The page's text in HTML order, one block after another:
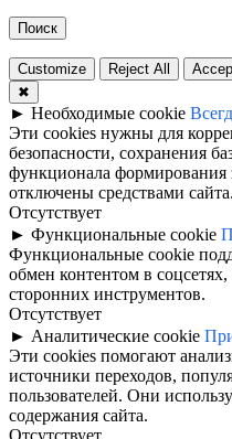
Поиск
Customize Reject All
✖
► Необходимые cookie
Эти cookies нужны для
безопасности, сохранения
функционала формирования
отключены средствами сайта.
Отсутствует
► Функциональные cookie
Функциональные cookie
обмен контентом в
сторонних инструментов.
Отсутствует
► Аналитические cookie
Эти cookies помогают
источники переходов,
пользователей. Они
содержания сайта.
Отсутствует